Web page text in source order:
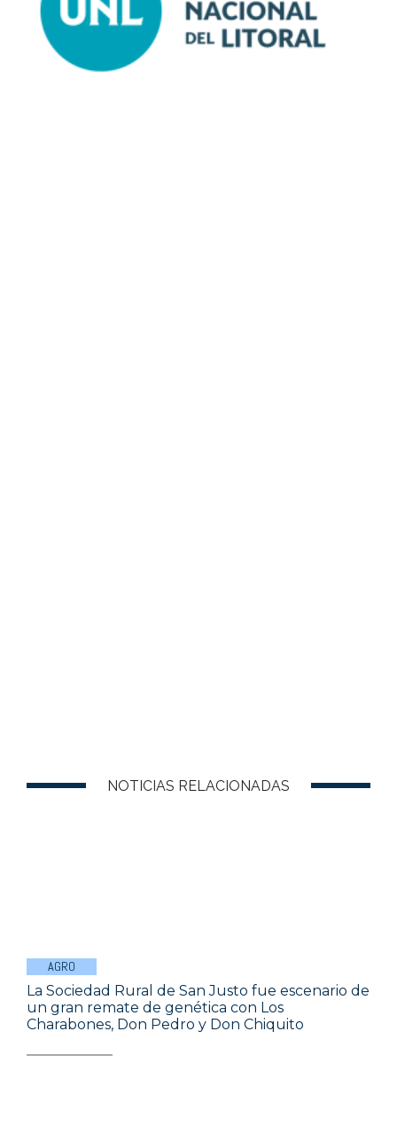
NOTICIAS RELACIONADAS
AGRO
La Sociedad Rural de San Justo fue escenario de
un gran remate de genética con Los
Charabones, Don Pedro y Don Chiquito